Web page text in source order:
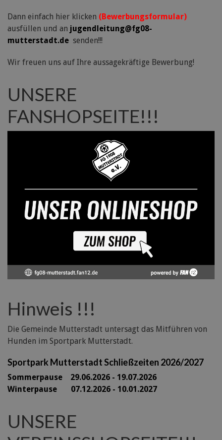
Dann einfach hier klicken (Bewerbungsformular)
ausfüllen und an jugendleitung@fg08-
mutterstadt.de senden!!!
Wir freuen uns auf Ihre aussagekräftige Bewerbung!
UNSERE
FANSHOPSEITE!!!
Hinweis !!!
Die Gemeinde Mutterstadt untersagt das Mitführen von
Hunden im Sportpark Mutterstadt.
Sportpark Mutterstadt Schließzeiten 2026/2027
Sommerpause 29.06.2026 - 19.07.2026
Winterpause 07.12.2026 - 10.01.2027
UNSERE